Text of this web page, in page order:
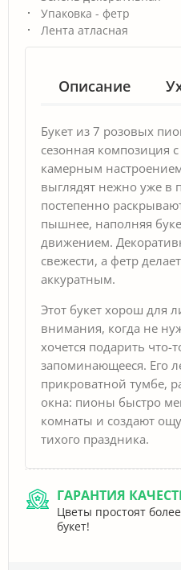
Упаковка - фетр
Лента атласная
Описание
Букет из 7 розовых
сезонная композиция
камерным
выглядят нежно уже в
постепенно
пышнее, наполняя
движением.
свежести, а фетр
аккуратным.
Этот букет хорош для
внимания, когда не
хочется подарить что-
запоминающееся. Его
прикроватной тумбе,
окна: пионы быстро
комнаты и создают
тихого праздника.
ГАРАНТИЯ
Цветы простоят
букет!